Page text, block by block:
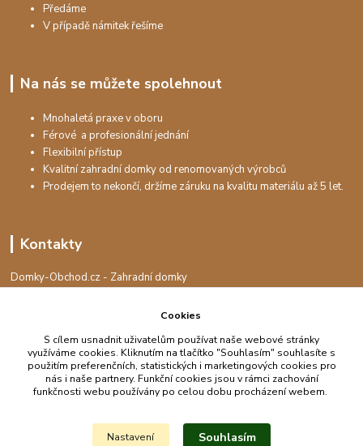
Předáme
V případě námitek řešíme
Na nás se můžete spolehnout
Mnohaletá praxe v oboru
Férové a profesionální jednání
Flexibilní přístup
Kvalitní zahradní domky od renomovaných výrobců
Prodejem to nekončí, držíme záruku na kvalitu materiálu až 5 let.
Kontakty
Domky-Obchod.cz - Zahradní domky
+420 730 501 925
info@domky-obchod.cz
Upravit sběr cookies.
Cookies
S cílem usnadnit uživatelům používat naše webové stránky
využíváme cookies. Kliknutím na tlačítko "Souhlasím" souhlasíte s
použitím preferenčních, statistických i marketingových cookies pro
nás i naše partnery. Funkční cookies jsou v rámci zachování
funkčnosti webu používány po celou dobu procházení webem.
Nastavení Souhlasím